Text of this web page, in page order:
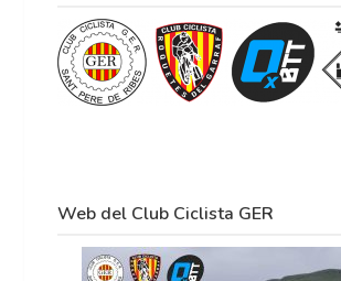
Web del Club Ciclista GER